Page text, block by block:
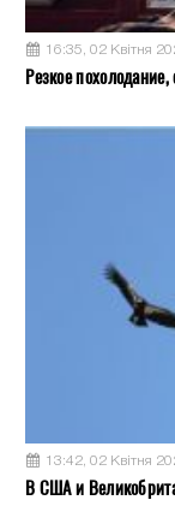
16:35, 02 Квітня
Резкое
13:42, 02 Квітня
В США и